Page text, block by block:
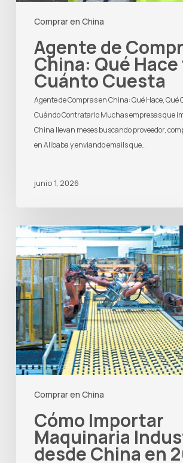
Comprar en China
Agente de
China: Qué Hace
Cuánto Cuesta
Agente de Compras en China: Qué Hace, Qué
Cuándo Contratarlo Muchas empresas que
China llevan meses buscando proveedor,
en Alibaba y enviando emails que…
junio 1, 2026
Comprar en China
Cómo
Importar
Maquinaria
Industrial
desde
China
en
2026
Cómo Importar
Maquinaria
desde China en